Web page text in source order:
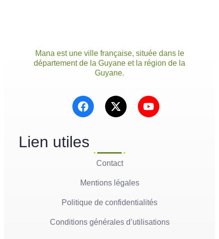
Mana est une ville française, située dans le
département de la Guyane et la région de la
Guyane.
Lien utiles
Contact
Mentions légales
Politique de confidentialités
Conditions générales d’utilisations